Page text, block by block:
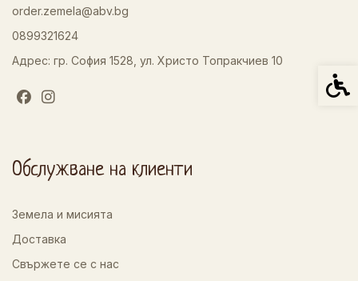
order.zemela@abv.bg
0899321624
Адрес: гр. София 1528, ул. Христо Топракчиев 10
Обслужване на клиенти
Земела и мисията
Доставка
Свържете се с нас